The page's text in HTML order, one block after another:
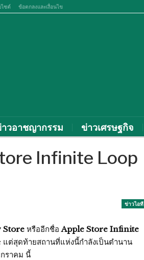
ไซต์ ข้อตกลงและเงื่อนไข
วอาชญากรรม ข่าวเศรษฐกิจ
Infinite Loop
ข่าวไอที
Store หรืออีกชื่อApple Store Infinite
ต่สุดท้ายสถานที่แห่งนี้กำลังเป็นตำนาน
ราคม นี้